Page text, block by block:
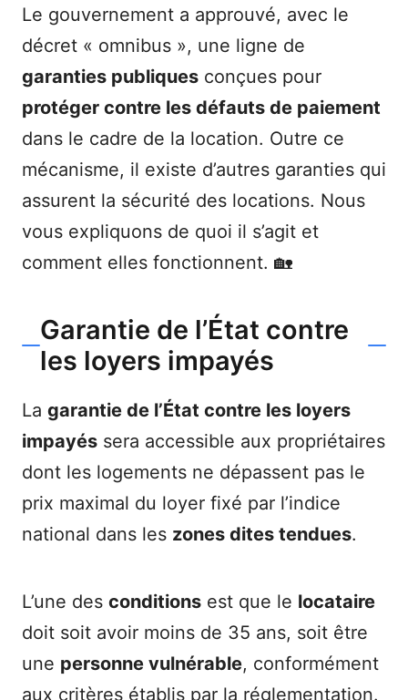
Le gouvernement a approuvé, avec le
décret « omnibus », une ligne de
garanties publiques conçues pour
protéger contre les défauts de paiement
dans le cadre de la location. Outre ce
mécanisme, il existe d’autres garanties qui
assurent la sécurité des locations. Nous
vous expliquons de quoi il s’agit et
comment elles fonctionnent. 🏡
Garantie de l’État contre
les loyers impayés
La garantie de l’État contre les loyers
impayés sera accessible aux propriétaires
dont les logements ne dépassent pas le
prix maximal du loyer fixé par l’indice
national dans les zones dites tendues.
L’une des conditions est que le locataire
doit soit avoir moins de 35 ans, soit être
une personne vulnérable, conformément
aux critères établis par la réglementation.